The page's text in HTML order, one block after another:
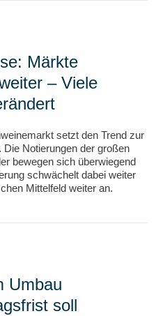
Märkte
– Viele
setzt den Trend zur
Die Notierungen der großen
bewegen sich überwiegend
schwächelt dabei weiter
Mittelfeld weiter an.
Umbau
soll